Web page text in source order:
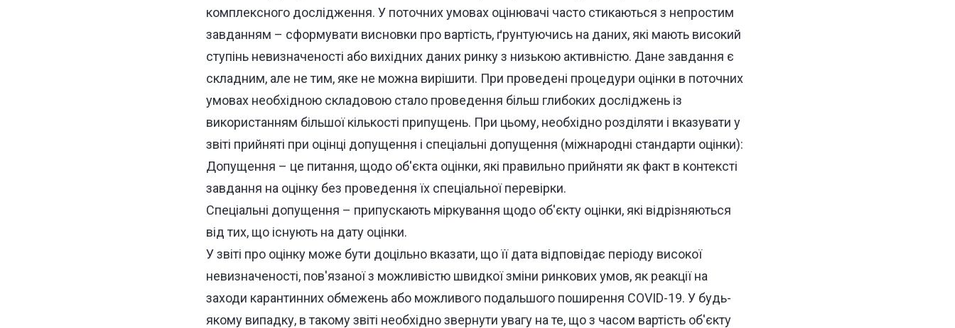
комплексного дослідження. У поточних умовах оцінювачі часто стикаються з непростим
завданням – сформувати висновки про вартість, ґрунтуючись на даних, які мають високий
ступінь невизначеності або вихідних даних ринку з низькою активністю. Дане завдання є
складним, але не тим, яке не можна вирішити. При проведені процедури оцінки в поточних
умовах необхідною складовою стало проведення більш глибоких досліджень із
використанням більшої кількості припущень. При цьому, необхідно розділяти і вказувати у
звіті прийняті при оцінці допущення і спеціальні допущення (міжнародні стандарти оцінки):
Допущення – це питання, щодо об'єкта оцінки, які правильно прийняти як факт в контексті
завдання на оцінку без проведення їх спеціальної перевірки.
Спеціальні допущення – припускають міркування щодо об'єкту оцінки, які відрізняються
від тих, що існують на дату оцінки.
У звіті про оцінку може бути доцільно вказати, що її дата відповідає періоду високої
невизначеності, пов'язаної з можливістю швидкої зміни ринкових умов, як реакції на
заходи карантинних обмежень або можливого подальшого поширення COVID-19. У будь-
якому випадку, в такому звіті необхідно звернути увагу на те, що з часом вартість об'єкту